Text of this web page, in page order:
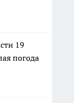
19
погода